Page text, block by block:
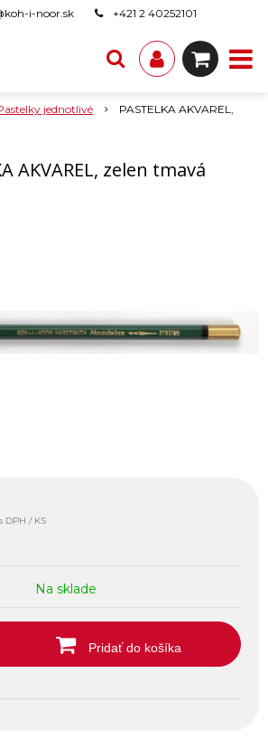
i-noor.sk +421 2 40252101
jednotlivé
PASTELKA AKVAREL,
AKVAREL, zelen tmavá
s DPH / KS
Na sklade
Pridať do košíka